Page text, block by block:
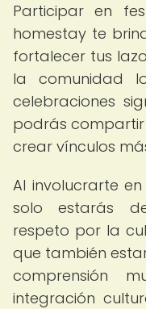
Participar en
homestay te
fortalecer tus
la comunidad
celebraciones
podrás compartir
crear vínculos
Al involucrarte
solo estarás
respeto por la
que también
comprensión
integración